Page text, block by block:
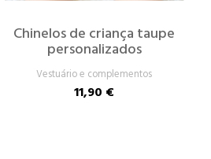
Chinelos de criança taupe
personalizados
Vestuário e complementos
11,90 €